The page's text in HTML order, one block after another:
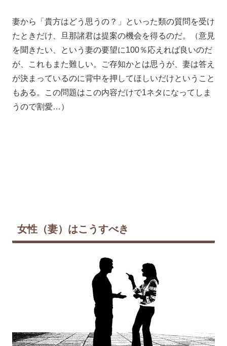
妻から「貴方はどう思うの？」といった類の質問を受け
たときだけ、旦那諸君は提案の機会を得るのだ。（意見
を聞きたい、という妻の要望に100％応えれば良いのだ
が、これもまた難しい。ご存知かとは思うが、妻は答え
が決まっているのに背中を押してほしいだけということ
もある。この問題はこの内容だけで1ネタになってしま
うので割愛…）
女性（妻）はこうすべき